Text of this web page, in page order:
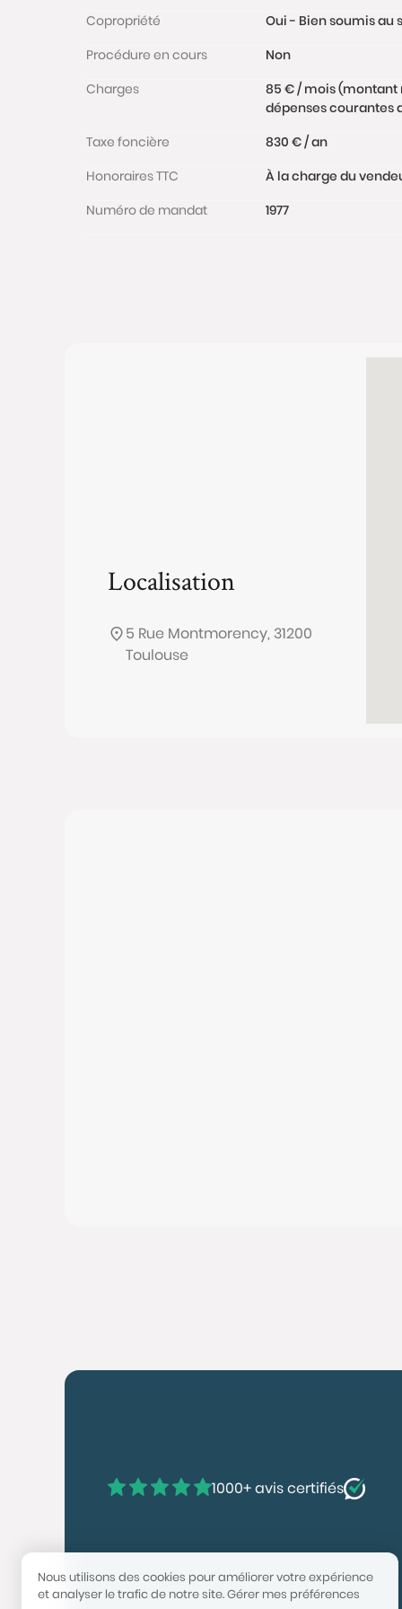
Copropriété
Oui - Bien soumis
Procédure en cours
Non
Charges
85 € / mois (montant
dépenses courantes
Taxe foncière
830 € / an
Honoraires TTC
À la charge du
Numéro de mandat
1977
Localisation
5 Rue Montmorency, 31200
Toulouse
1000+ avis certifiés
Nous utilisons des cookies pour améliorer votre expérience
et analyser le trafic de notre site.Gérer mes préférences